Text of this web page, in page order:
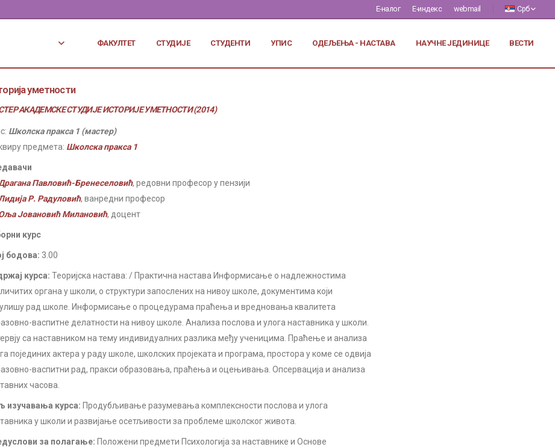
Е-налог Е-индекс webmail Срб
ФАКУЛТЕТ СТУДИЈЕ СТУДЕНТИ УПИС ОДЕЉЕЊА - НАСТАВА НАУЧНЕ ЈЕДИНИЦЕ ВЕСТИ
уметности
АКАДЕМСКЕ СТУДИЈЕ ИСТОРИЈЕ УМЕТНОСТИ (2014)
Школска пракса 1 (мастер)
предмета: Школска пракса 1
Павловић-Бренеселовић, редовни професор у пензији
Р. Радуловић, ванредни професор
Јовановић Милановић, доцент
курс
бодова: 3.00
курса: Теоријска настава: / Практична настава Информисање о надлежностима
органа у школи, о структури запослених на нивоу школе, документима који
рад школе. Информисање о процедурама праћења и вредновања квалитета
васпитне делатности на нивоу школе. Анализа послова и улога наставника у школи.
са наставником на тему индивидуалних разлика међу ученицима. Праћење и анализа
појединих актера у раду школе, школских пројеката и програма, простора у коме се одвија
васпитни рад, пракси образовања, праћења и оцењивања. Опсервација и анализа
часова.
изучавања курса: Продубљивање разумевања комплексности послова и улога
у школи и развијање осетљивости за проблеме школског живота.
за полагање: Положени предмети Психологија за наставнике и Основе